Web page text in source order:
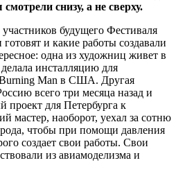
снизу, а не сверху.
будущего Фестиваля
и какие работы создавали
одна из художниц живет в
инсталляцию для
Burning Man в США. Другая
всего три месяца назад и
проект для Петербурга к
мастер, наоборот, уехал за сотню
чтобы при помощи давления
создает свои работы. Свои
из авиамоделизма и